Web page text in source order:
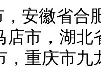
安徽省合
店市，湖
，重庆市